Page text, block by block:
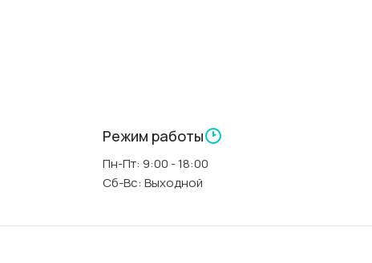
белый
Режим работы
Пн-Пт: 9:00 - 18:00
Сб-Вс: Выходной